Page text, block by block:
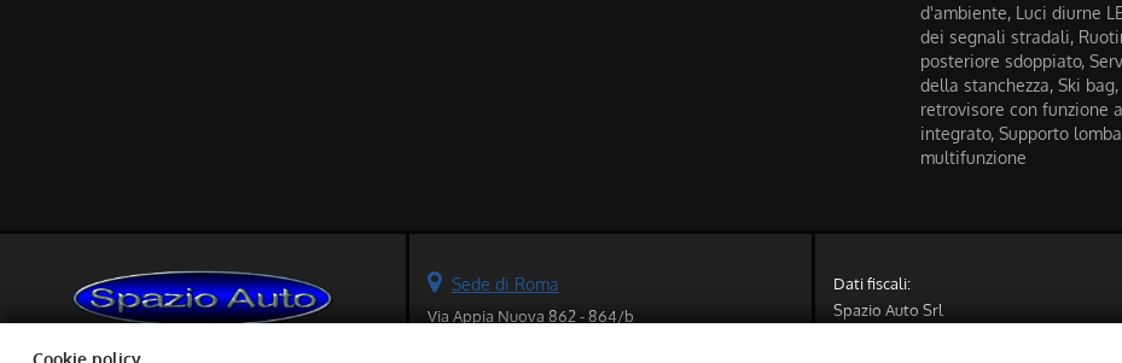
d'ambiente, Luci diurne
dei segnali stradali,
posteriore sdoppiato,
della stanchezza, Ski
retrovisore con funzione
integrato, Supporto
multifunzione
Sede di Roma
Via Appia Nuova 862 - 864/b
Dati fiscali:
Spazio Auto Srl
Cookie policy